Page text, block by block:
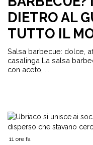
DIETRO AL
TUTTO IL
Salsa barbecue: dolce,
casalinga La salsa
con aceto, ...
11 ore fa